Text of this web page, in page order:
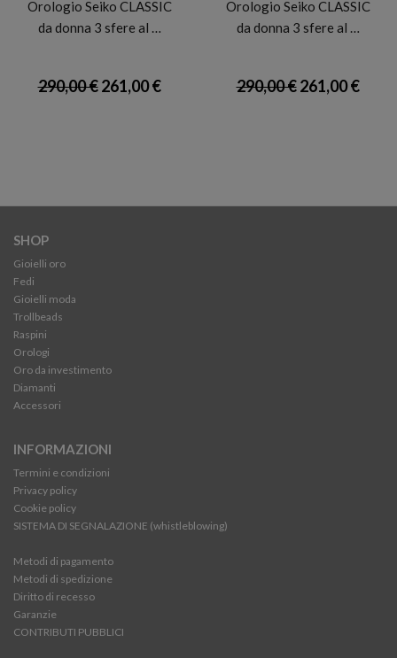
Orologio Seiko CLASSIC
da donna 3 sfere al …
290,00 €261,00 €
Orologio Seiko CLASSIC
da donna 3 sfere al …
290,00 €261,00 €
SHOP
Gioielli oro
Fedi
Gioielli moda
Trollbeads
Raspini
Orologi
Oro da investimento
Diamanti
Accessori
INFORMAZIONI
Termini e condizioni
Privacy policy
Cookie policy
SISTEMA DI SEGNALAZIONE (whistleblowing)
Metodi di pagamento
Metodi di spedizione
Diritto di recesso
Garanzie
CONTRIBUTI PUBBLICI